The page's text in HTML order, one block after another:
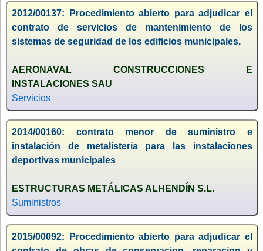
2012/00137: Procedimiento abierto para adjudicar el
contrato de servicios de mantenimiento de los
sistemas de seguridad de los edificios municipales.
AERONAVAL CONSTRUCCIONES E
INSTALACIONES SAU
Servicios
2014/00160: contrato menor de suministro e
instalación de metalistería para las instalaciones
deportivas municipales
ESTRUCTURAS METÁLICAS ALHENDÍN S.L.
Suministros
2015/00092: Procedimiento abierto para adjudicar el